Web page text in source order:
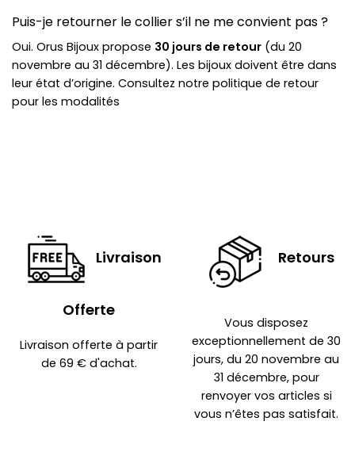
Puis-je retourner le collier s’il ne me convient pas ?
Oui. Orus Bijoux propose 30 jours de retour (du 20
novembre au 31 décembre). Les bijoux doivent être dans
leur état d’origine. Consultez notre politique de retour
pour les modalités
Livraison
Offerte
Livraison offerte à partir
de 69 € d'achat.
Retours
Vous disposez
exceptionnellement de 30
jours, du 20 novembre au
31 décembre, pour
renvoyer vos articles si
vous n’êtes pas satisfait.